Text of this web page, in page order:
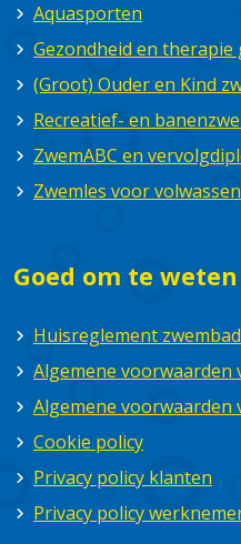
Aquasporten
Gezondheid en therapie
(Groot) Ouder en Kind
Recreatief- en
ZwemABC en
Zwemles voor
Goed om te weten
Huisreglement zwembad
Algemene
Algemene voorwaarden
Cookie policy
Privacy policy klanten
Privacy policy